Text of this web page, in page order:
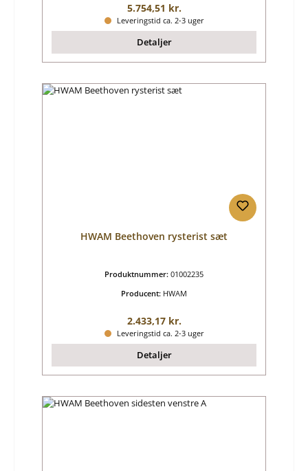
Almindelig pris:
5.754,51 kr.
Leveringstid ca. 2-3 uger
Detaljer
HWAM Beethoven rysterist sæt
Produktnummer: 01002235
Producent: HWAM
Almindelig pris:
2.433,17 kr.
Leveringstid ca. 2-3 uger
Detaljer